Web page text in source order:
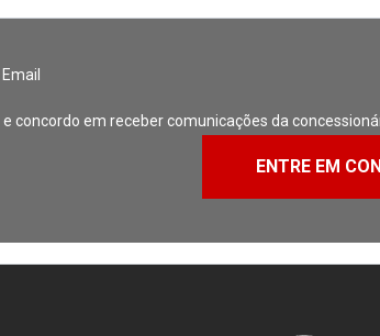
Email
e concordo em receber comunicações da
ENTRE EM